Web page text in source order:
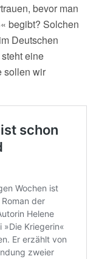
bevor man
begibt? Solchen
Deutschen
eine
sollen wir